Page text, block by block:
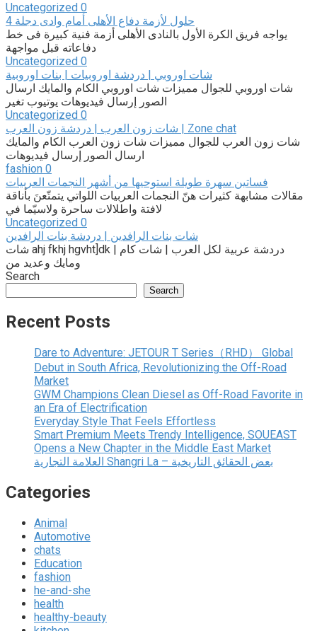
Uncategorized 0
4 حلول لأزمة دفاع الأهلى أمام وادى دجلة
يواجه فريق الكرة الأول بالنادى الأهلى أزمة فنية كبيرة فى خط
دفاعاته قبل مواجهة
Uncategorized 0
شات اوروبي | دردشة اوروبيات | بنات اوروبية
شات اوروبي للجوال مميزات شات اوروبي الكام والمايك ارسال
الصور إرسال فيديوهات يوتيوب تغير
Uncategorized 0
شات زون العرب | دردشة زون العرب | Zone chat
شات زون العرب للجوال مميزات شات زون العرب الكام والمايك
ارسال الصور إرسال فيديوهات
fashion 0
فساتين سهرة طويلة استوحيها من أشهر النجمات العربيات
مقالات مشابهة كثيرات هنّ النجمات العربيات اللواتي يتمتّعنَ بأناقة
لافتة واطلالات ساحرة ولاسيّما في
Uncategorized 0
شات بنات الرافدين | دردشة بنات الرافدين
شات ahj fkhj hgvht]dk | دردشة عربية لكل العرب | شات كام
ومايك وعديد من
Search
Search
Recent Posts
Dare to Adventure: JETOUR T Series（RHD） Global
Debut in South Africa, Revolutionizing the Off-Road
Market
GWM Champions Clean Diesel as Off-Road Favorite in
an Era of Electrification
Everyday Style That Feels Effortless
Smart Premium Meets Trendy Intelligence, SOUEAST
Opens a New Chapter in the Middle East Market
العلامة التجارية Shangri La – بعض الحقائق التاريخية
Categories
Animal
Automotive
chats
Education
fashion
he-and-she
health
healthy-beauty